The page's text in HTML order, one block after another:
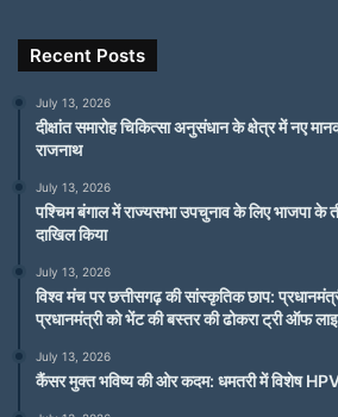
Recent Posts
July 13, 2026
दीक्षांत समारोह चिकित्सा अनुसंधान के क्षेत्र में नए
राजनाथ
July 13, 2026
पश्चिम बंगाल में राज्यसभा उपचुनाव के लिए भाजपा के
दाखिल किया
July 13, 2026
विश्व मंच पर छत्तीसगढ़ की सांस्कृतिक छाप:
प्रधानमंत्री को भेंट की बस्तर की ढोकरा ट्री ऑफ
July 13, 2026
कैंसर मुक्त भविष्य की ओर कदम: धमतरी में विशेष